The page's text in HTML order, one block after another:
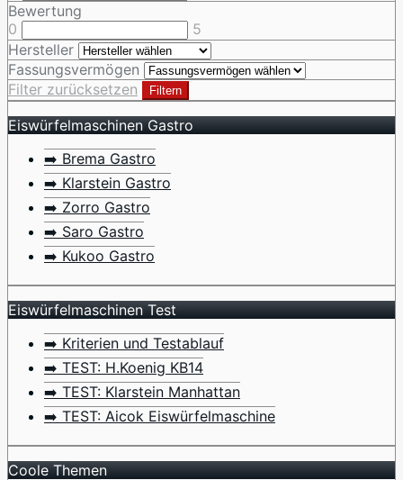
Bewertung
0
5
Hersteller
Fassungsvermögen
Filter zurücksetzen
Filtern
Eiswürfelmaschinen Gastro
➡️ Brema Gastro
➡️ Klarstein Gastro
➡️ Zorro Gastro
➡️ Saro Gastro
➡️ Kukoo Gastro
Eiswürfelmaschinen Test
➡️ Kriterien und Testablauf
➡️ TEST: H.Koenig KB14
➡️ TEST: Klarstein Manhattan
➡️ TEST: Aicok Eiswürfelmaschine
Coole Themen